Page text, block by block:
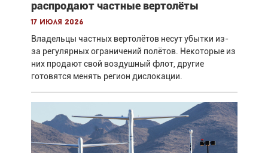
распродают частные вертолёты
17 июля 2026
Владельцы частных вертолётов несут убытки из-
за регулярных ограничений полётов. Некоторые из
них продают свой воздушный флот, другие
готовятся менять регион дислокации.